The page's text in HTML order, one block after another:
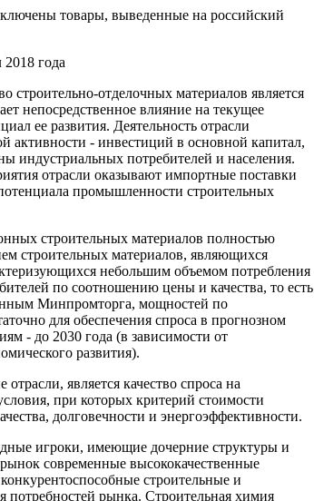
товары, выведенные на российский
2018 года
строительно-отделочных материалов является
непосредственное влияние на текущее
ее развития. Деятельность отрасли
активности - инвестиций в основной капитал,
индустриальных потребителей и населения.
отрасли оказывают импортные поставки
промышленности строительных
строительных материалов полностью
строительных материалов, являющихся
небольшим объемом потребления
по соотношению цены и качества, то есть
Минпромторга, мощностей по
для обеспечения спроса в прогнозном
- до 2030 года (в зависимости от
развития).
является качество спроса на
при которых критерий стоимости
долговечности и энергоэффективности.
игроки, имеющие дочерние структуры и
современные высококачественные
строительные и
рынка. Строительная химия